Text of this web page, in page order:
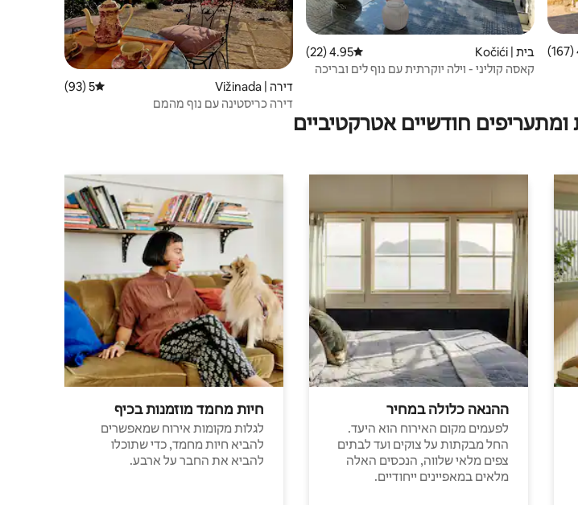
מתוך 5, 167 ביקורותבית | Kočići דירוג ממוצע של 4.95 מתוך 5, 22 ביקורות
4.95 (22)
קאסה קוליני - וילה יוקרתית עם נוף לים ובריכה
דירה | Vižinada דירוג ממוצע של 5 מתוך 5, 93 ביקורות
5 (93)
דירה כריסטינה עם נוף מהמם
חודשיים אטרקטיביים
ההנאה כלולה במחיר
לפעמים מקום האירוח הוא היעד.
החל מבקתות על צוקים ועד לבתים
צפים מלאי שלווה, הנכסים האלה
מלאים במאפיינים ייחודיים.
חיות מחמד מוזמנות בכיף
לגלות מקומות אירוח שמאפשרים
להביא חיות מחמד, כדי שתוכלו
להביא את החבר על ארבע.